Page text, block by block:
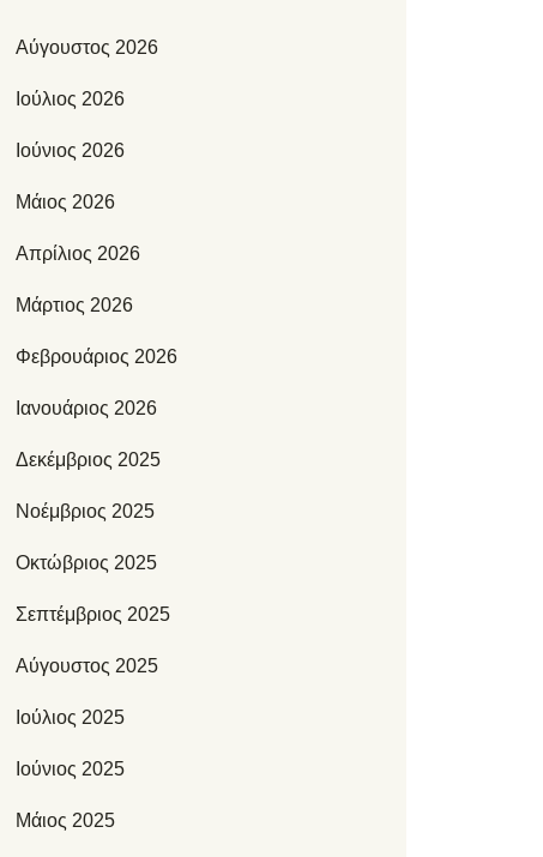
Αύγουστος 2026
Ιούλιος 2026
Ιούνιος 2026
Μάιος 2026
Απρίλιος 2026
Μάρτιος 2026
Φεβρουάριος 2026
Ιανουάριος 2026
Δεκέμβριος 2025
Νοέμβριος 2025
Οκτώβριος 2025
Σεπτέμβριος 2025
Αύγουστος 2025
Ιούλιος 2025
Ιούνιος 2025
Μάιος 2025